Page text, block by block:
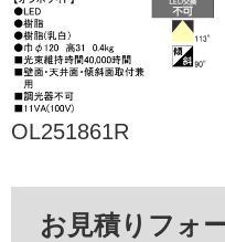
OL251861R
お見積りフォ